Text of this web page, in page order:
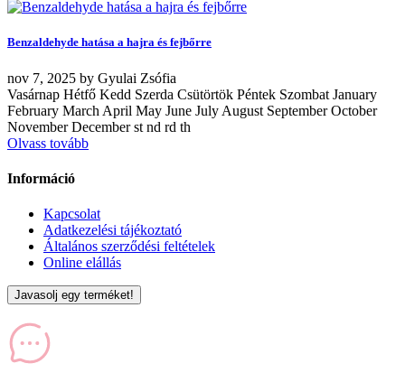
Benzaldehyde hatása a hajra és fejbőrre
nov 7, 2025 by Gyulai Zsófia
Vasárnap Hétfő Kedd Szerda Csütörtök Péntek Szombat January
February March April May June July August September October
November December st nd rd th
Olvass tovább
Információ
Kapcsolat
Adatkezelési tájékoztató
Általános szerződési feltételek
Online elállás
Javasolj egy terméket!